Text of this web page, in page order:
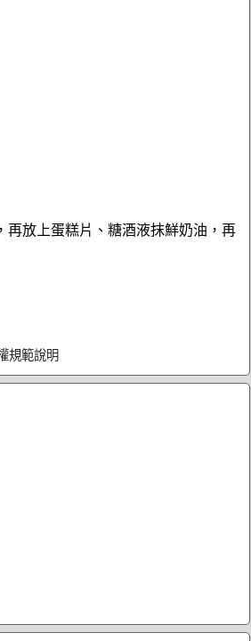
再放上蛋糕片、糖酒液抹鮮奶油，再
規範說明